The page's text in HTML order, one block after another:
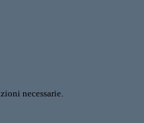
necessarie.